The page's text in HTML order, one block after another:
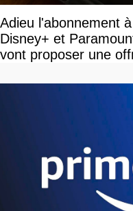
Adieu l'abonnement
Disney+ et
vont proposer une